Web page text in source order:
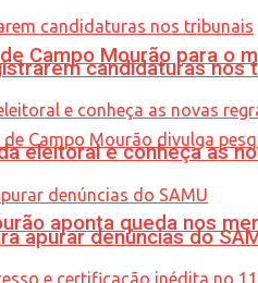
Campo Mourão para o
aponta queda nos
candidaturas nos
eleitoral e conheça as
apurar denúncias do